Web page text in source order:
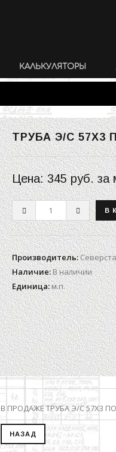
КАЛЬКУЛЯТОРЫ
ТРУБА Э/С 57Х3
Цена:345 руб.за
Производитель:
Наличие:В наличии
Единица:м.п.
В ПРОДАЖЕ ТРУБА Э/С 57Х3